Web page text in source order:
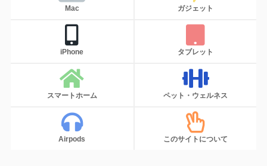
Mac ガジェット
iPhone タブレット
スマートホーム ペット・ウェルネス
Airpods このサイトについて